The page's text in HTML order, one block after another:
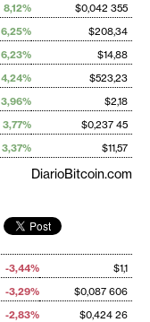
8,12%
$0,042 355
6,25%
$208,34
6,23%
$14,88
4,24%
$523,23
3,96%
$2,18
3,77%
$0,237 45
3,37% $11,57
DiarioBitcoin.com
-3,44%
$1,1
-3,29%
$0,087 606
-2,83%
$0,424 26